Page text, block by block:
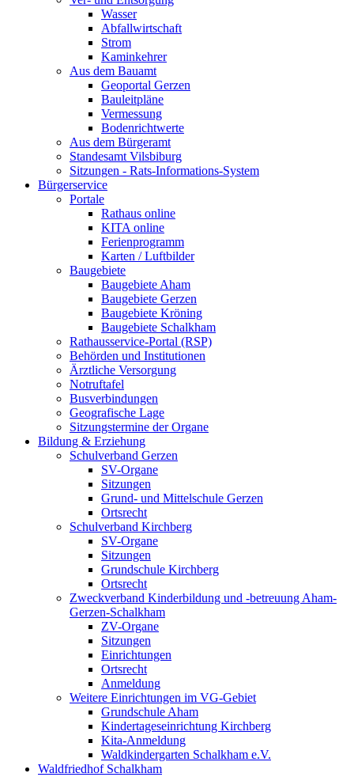
Wasser
Abfallwirtschaft
Strom
Kaminkehrer
Aus dem Bauamt
Geoportal Gerzen
Bauleitpläne
Vermessung
Bodenrichtwerte
Aus dem Bürgeramt
Standesamt Vilsbiburg
Sitzungen - Rats-Informations-System
Bürgerservice
Portale
Rathaus online
KITA online
Ferienprogramm
Karten / Luftbilder
Baugebiete
Baugebiete Aham
Baugebiete Gerzen
Baugebiete Kröning
Baugebiete Schalkham
Rathausservice-Portal (RSP)
Behörden und Institutionen
Ärztliche Versorgung
Notruftafel
Busverbindungen
Geografische Lage
Sitzungstermine der Organe
Bildung & Erziehung
Schulverband Gerzen
SV-Organe
Sitzungen
Grund- und Mittelschule Gerzen
Ortsrecht
Schulverband Kirchberg
SV-Organe
Sitzungen
Grundschule Kirchberg
Ortsrecht
Zweckverband Kinderbildung und -betreuung Aham-
Gerzen-Schalkham
ZV-Organe
Sitzungen
Einrichtungen
Ortsrecht
Anmeldung
Weitere Einrichtungen im VG-Gebiet
Grundschule Aham
Kindertageseinrichtung Kirchberg
Kita-Anmeldung
Waldkindergarten Schalkham e.V.
Waldfriedhof Schalkham